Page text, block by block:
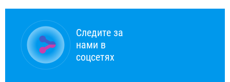
Следите за
нами в
соцсетях